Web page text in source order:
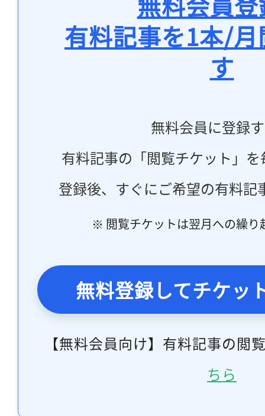
有料記事を1本/
す
無料会員に登録
有料記事の「閲覧チケット」
登録後、すぐにご希望の有料記
※ 閲覧チケットは翌月への繰り
無料登録してチケッ
【無料会員向け】有料記事の閲
ちら